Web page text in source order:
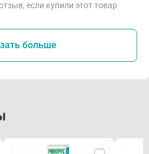
если купили этот товар
больше